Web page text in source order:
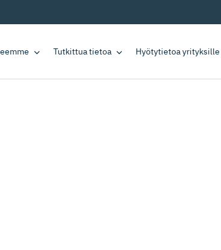
Tutkittua tietoa Hyötytietoa yrityksille